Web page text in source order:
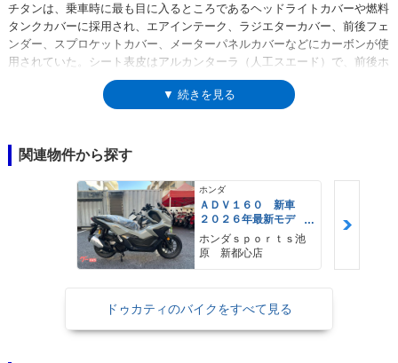
チタンは、乗車時に最も目に入るところであるヘッドライトカバーや燃料
タンクカバーに採用され、エアインテーク、ラジエターカバー、前後フェ
ンダー、スプロケットカバー、メーターパネルカバーなどにカーボンが使
用されていた。シート表皮はアルカンターラ（人工スエード）で、前後ホ
イールは専用デザインのアルミ鍛造、エキパイはセラミックコーティング
されたもの。タンクカバーにはシリアルナンバーが刻印されたプレートが
▼ 続きを見る
関連物件から探す
ホンダ
ＡＤＶ１６０ 新車
２０２６年最新モデ
ル パールスモーキー
グレー スマートキ
ー ２９Ｌメットイ
ホンダｓｐｏｒｔｓ池
原 新都心店
ドゥカティのバイクをすべて見る